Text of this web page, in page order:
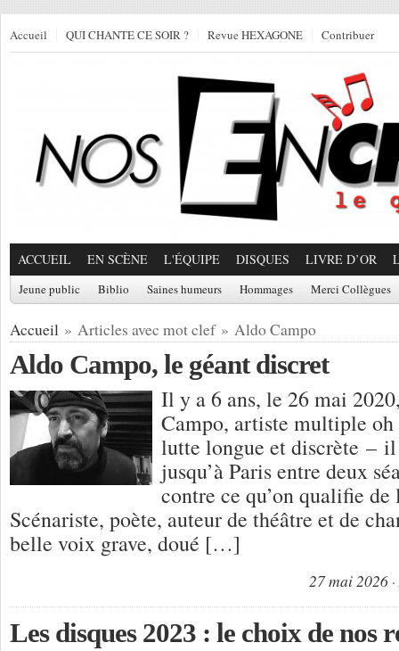
Accueil QUI CHANTE CE SOIR ? Revue HEXAGONE Contribuer
ACCUEIL EN SCÈNE L'ÉQUIPE DISQUES LIVRE D’OR
Jeune public Biblio Saines humeurs Hommages Merci Collègues
Accueil » Articles avec mot clef » Aldo Campo
Aldo Campo, le géant discret
Il y a 6 ans, le 26 mai
Campo, artiste multiple oh
lutte longue et discrète –
jusqu’à Paris entre deux
contre ce qu’on qualifie
Scénariste, poète, auteur de théâtre et de
belle voix grave, doué […]
27 mai 2026
Les disques 2023 : le choix de nos